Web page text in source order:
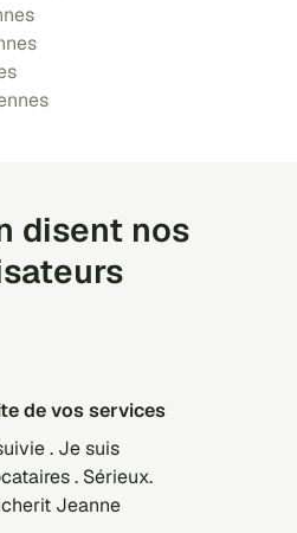
disent nos
de vos services
suis
. Sérieux.
Picherit Jeanne